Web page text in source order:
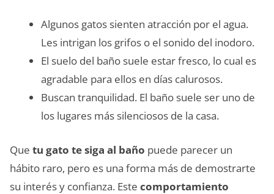
Algunos gatos sienten atracción por el agua.
Les intrigan los grifos o el sonido del inodoro.
El suelo del baño suele estar fresco, lo cual es
agradable para ellos en días calurosos.
Buscan tranquilidad. El baño suele ser uno de
los lugares más silenciosos de la casa.
Que tu gato te siga al baño puede parecer un
hábito raro, pero es una forma más de demostrarte
su interés y confianza. Este comportamiento